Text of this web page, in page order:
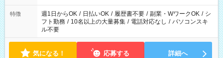
ください！
特徴 週1日からOK / 日払いOK / 履歴書不要 / 副業・WワークOK / シ
フト勤務 / 10名以上の大量募集 / 電話対応なし / パソコンスキ
ル不要
気になる！ 応募する 詳細へ